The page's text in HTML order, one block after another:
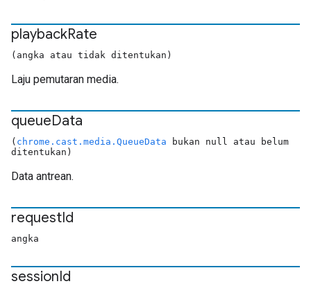
playbackRate
(angka atau tidak ditentukan)
Laju pemutaran media.
queueData
( chrome.cast.media.QueueData bukan null atau belum
ditentukan)
Data antrean.
requestId
angka
sessionId